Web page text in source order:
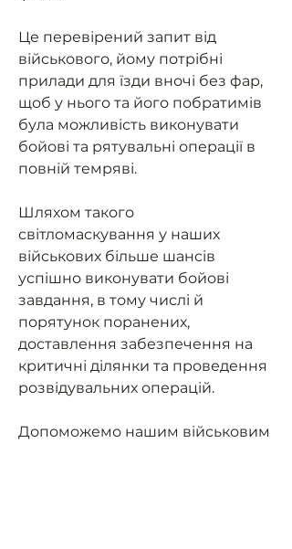
Це перевірений запит від
військового, йому потрібні
прилади для їзди вночі без фар,
щоб у нього та його побратимів
була можливість виконувати
бойові та рятувальні операції в
повній темряві.
Шляхом такого
світломаскування у наших
військових більше шансів
успішно виконувати бойові
завдання, в тому числі й
порятунок поранених,
доставлення забезпечення на
критичні ділянки та проведення
розвідувальних операцій.
Допоможемо нашим військовим